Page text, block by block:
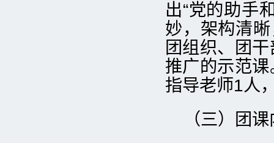
出“党的助手
妙，架构清
团组织、团
推广的示范
指导老师1人
（三）团